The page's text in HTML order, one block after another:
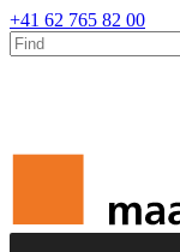
+41 62 765 82 00